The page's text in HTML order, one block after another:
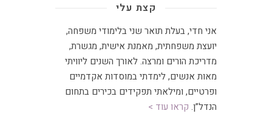
קצת עלי
אני חדי, בעלת תואר שני בלימודי משפחה,
יועצת משפחתית, מאמנת אישית, מגשרת,
מדריכת הורים ומרצה. לאורך השנים ליוויתי
מאות אנשים, לימדתי במוסדות אקדמיים
ופרטיים, ומילאתי תפקידים בכירים בתחום
הנדל”ן. קראו עוד >